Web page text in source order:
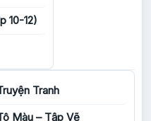
10-12)
Tranh
Màu – Tập Vẽ